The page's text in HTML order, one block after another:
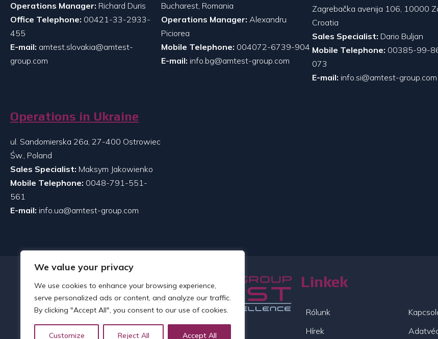
We value your privacy
We use cookies to enhance your browsing experience,
serve personalized ads or content, and analyze our traffic.
By clicking "Accept All", you consent to our use of cookies.
Customize Reject All Accept All
Operations Manager: Richard Duris
Office Telephone: 00421-33-2933-
455
E-mail: amtest.slovakia@amtest-
group.com
Bucharest, Romania
Operations Manager: Alexandru
Piciorea
Mobile Telephone: 004072-6739-904
E-mail: info.bg@amtest-group.com
Zagrebačka avenija 106, 10000
Croatia
Sales Specialist: Dario Buljan
Mobile Telephone: 00385-99-
073
E-mail: info.si@amtest-group.com
Operations in Ukraine
ul. Sandomierska 26a, 27-400 Ostrowiec
Św., Poland
Sales Specialist: Maksym Jakowienko
Mobile Telephone: 0048-791-551-
561
E-mail: info.ua@amtest-group.com
Linkek
Rólunk
Hírek